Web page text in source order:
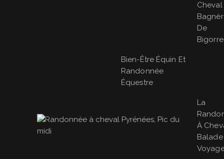
Cheval
De
Bigorre
Bien-Être Équin Et
Randonnée
Équestre
La
À